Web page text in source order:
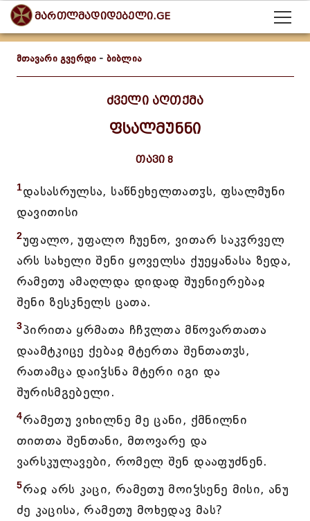
მართლმადიდებელი.GE
მთავარი გვერდი - ბიბლია
ძველი აღთქმა
ფსალმუნნი
თავი 8
1დასასრულსა, საწნეხელთათჳს, ფსალმუნი
დავითისი
2უფალო, უფალო ჩუენო, ვითარ საკჳრველ
არს სახელი შენი ყოველსა ქუეყანასა ზედა,
რამეთუ ამაღლდა დიდად შუენიერებაჲ
შენი ზესკნელს ცათა.
3პირითა ყრმათა ჩჩჳლთა მწოვართათა
დაამტკიცე ქებაჲ მტერთა შენთათჳს,
რათამცა დაიჴსნა მტერი იგი და
შურისმგებელი.
4რამეთუ ვიხილნე მე ცანი, ქმნილნი
თითთა შენთანი, მთოვარე და
ვარსკულავები, რომელ შენ დააფუძნენ.
5რაჲ არს კაცი, რამეთუ მოიჴსენე მისი, ანუ
ძე კაცისა, რამეთუ მოხედავ მას?